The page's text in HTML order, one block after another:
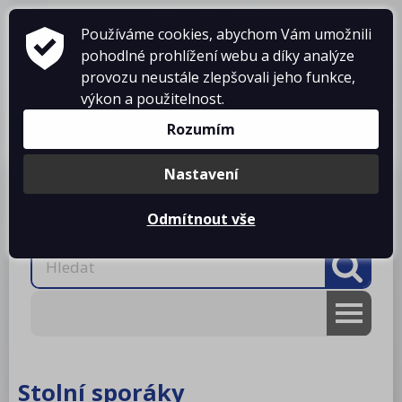
Košík je prázdný
O firmě
Projekty kuchyní
Ke stažení
RM gastro
Stolní sporáky
Používáme cookies, abychom Vám umožnili
pohodlné prohlížení webu a díky analýze
provozu neustále zlepšovali jeho funkce,
výkon a použitelnost.
Rozumím
Nastavení
Odmítnout vše